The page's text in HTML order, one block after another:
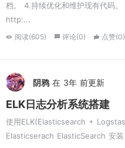
档。 4.持续优化和维护现有代码
http:...
阅读(605) 评论(0) 点赞(0)
阴鸦 在 3年 前更新
ELK日志分析系统搭建
使用ELK(Elasticsearch +
Elasticserach ElasticSearch 安